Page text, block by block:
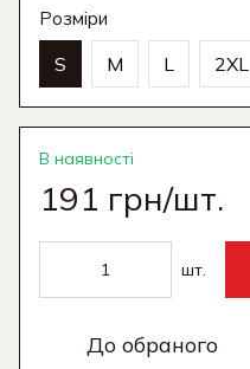
Розміри
S M L 2XL
В наявності
191 грн/шт.
шт.
До обраного